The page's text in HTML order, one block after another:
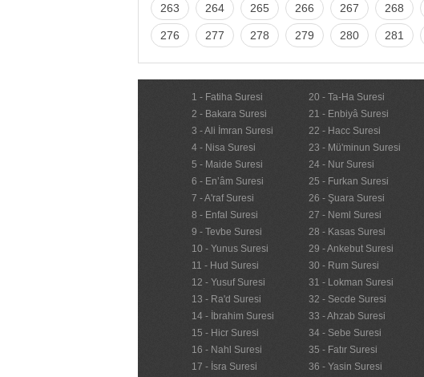
263 264 265 266 267 268
276 277 278 279 280 281
1 - Fatiha Suresi
2 - Bakara Suresi
3 - Ali İmran Suresi
4 - Nisa Suresi
5 - Maide Suresi
6 - En’âm Suresi
7 - A'raf Suresi
8 - Enfal Suresi
9 - Tevbe Suresi
10 - Yunus Suresi
11 - Hud Suresi
12 - Yusuf Suresi
13 - Ra'd Suresi
14 - İbrahim Suresi
15 - Hicr Suresi
16 - Nahl Suresi
17 - İsra Suresi
20 - Ta-Ha Suresi
21 - Enbiyâ Suresi
22 - Hacc Suresi
23 - Mü'minun Suresi
24 - Nur Suresi
25 - Furkan Suresi
26 - Şuara Suresi
27 - Neml Suresi
28 - Kasas Suresi
29 - Ankebut Suresi
30 - Rum Suresi
31 - Lokman Suresi
32 - Secde Suresi
33 - Ahzab Suresi
34 - Sebe Suresi
35 - Fatır Suresi
36 - Yasin Suresi